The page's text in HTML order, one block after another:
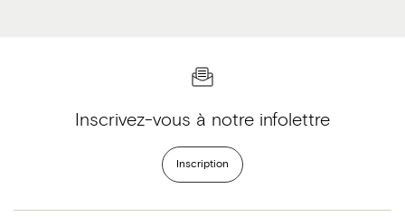
Inscrivez-vous à notre infolettre
Inscription